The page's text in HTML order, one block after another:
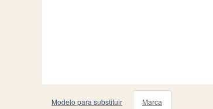
Modelo para substituir Marca